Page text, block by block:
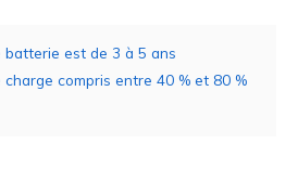
batterie est de 3 à 5 ans
compris entre 40 % et 80 %